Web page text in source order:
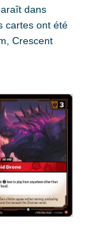
dans
cartes ont été
Crescent